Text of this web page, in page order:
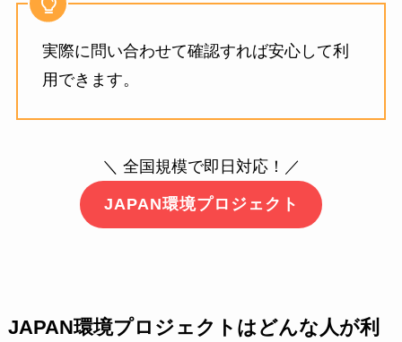
実際に問い合わせて確認すれば安心して利
用できます。
＼ 全国規模で即日対応！／
JAPAN環境プロジェクト
JAPAN環境プロジェクトはどんな人が利